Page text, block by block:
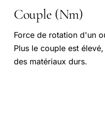
Couple (Nm)
Force de rotation d'un
Plus le couple est
des matériaux durs.